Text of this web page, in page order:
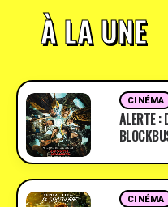
À LA UNE
CINÉMA
ALERTE :
CINÉMA